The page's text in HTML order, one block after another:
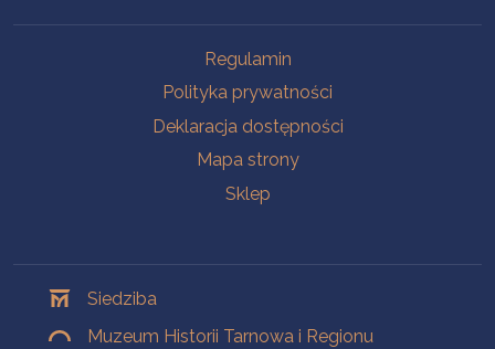
Regulamin
Polityka prywatności
Deklaracja dostępności
Mapa strony
Sklep
Siedziba
Muzeum Historii Tarnowa i Regionu